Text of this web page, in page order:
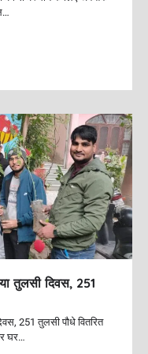
तुलसी दिवस, 251
251 तुलसी पौधे वितरित
घर…